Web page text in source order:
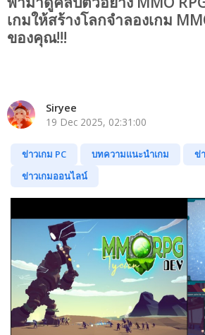
เกมให้สร้างโลกจำลองเกม
ของคุณ!!!
Siryee
19 Dec 2025, 02:31:00
ข่าวเกม PC บทความแนะนำเกม
ข่
ข่าวเกมออนไลน์